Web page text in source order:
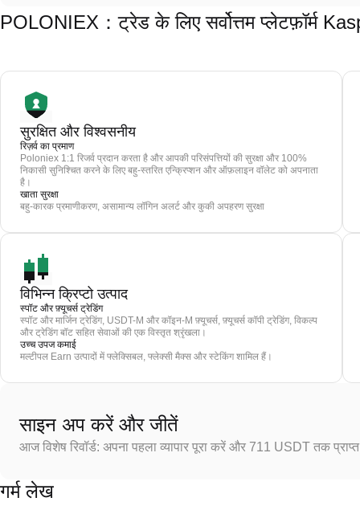
POLONIEX：ट्रेड के लिए सर्वोत्तम प्लेटफ़ॉर्म
सुरक्षित और विश्वसनीय
रिज़र्व का प्रमाण
Poloniex 1:1 रिजर्व प्रदान करता है और आपकी परिसंपत्तियों की सुरक्षा और 100%
निकासी सुनिश्चित करने के लिए बहु-स्तरित एन्क्रिप्शन और ऑफ़लाइन वॉलेट को अपनाता
है।
खाता सुरक्षा
बहु-कारक प्रमाणीकरण, असामान्य लॉगिन अलर्ट और कुकी अपहरण सुरक्षा
विभिन्न क्रिप्टो उत्पाद
स्पॉट और फ़्यूचर्स ट्रेडिंग
स्पॉट और मार्जिन ट्रेडिंग, USDT-M और कॉइन-M फ़्यूचर्स, फ़्यूचर्स कॉपी ट्रेडिंग, विकल्प
और ट्रेडिंग बॉट सहित सेवाओं की एक विस्तृत श्रृंखला।
उच्च उपज कमाई
मल्टीपल Earn उत्पादों में फ्लेक्सिबल, फ्लेक्सी मैक्स और स्टेकिंग शामिल हैं।
साइन अप करें और जीतें
आज विशेष रिवॉर्ड: अपना पहला व्यापार पूरा करें और 711 USDT तक
गर्म लेख